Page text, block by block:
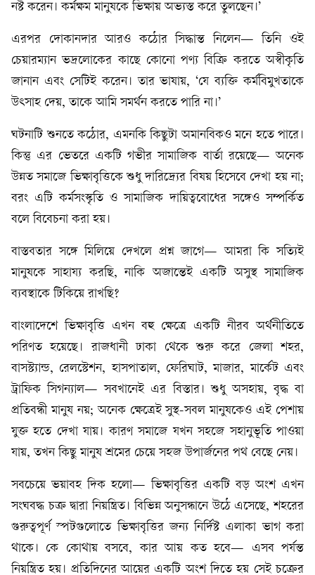
নষ্ট করেন। কর্মক্ষম মানুষকে ভিক্ষায় অভ্যস্ত করে তুলছেন।’
এরপর দোকানদার আরও কঠোর সিদ্ধান্ত নিলেন— তিনি ওই
চেয়ারম্যান ভদ্রলোকের কাছে কোনো পণ্য বিক্রি করতে অস্বীকৃতি
জানান এবং সেটিই করেন। তার ভাষায়, ‘যে ব্যক্তি কর্মবিমুখতাকে
উৎসাহ দেয়, তাকে আমি সমর্থন করতে পারি না।’
ঘটনাটি শুনতে কঠোর, এমনকি কিছুটা অমানবিকও মনে হতে পারে।
কিন্তু এর ভেতরে একটি গভীর সামাজিক বার্তা রয়েছে— অনেক
উন্নত সমাজে ভিক্ষাবৃত্তিকে শুধু দারিদ্র্যের বিষয় হিসেবে দেখা হয় না;
বরং এটি কর্মসংস্কৃতি ও সামাজিক দায়িত্ববোধের সঙ্গেও সম্পর্কিত
বলে বিবেচনা করা হয়।
বাস্তবতার সঙ্গে মিলিয়ে দেখলে প্রশ্ন জাগে— আমরা কি সত্যিই
মানুষকে সাহায্য করছি, নাকি অজান্তেই একটি অসুস্থ সামাজিক
ব্যবস্থাকে টিকিয়ে রাখছি?
বাংলাদেশে ভিক্ষাবৃত্তি এখন বহু ক্ষেত্রে একটি নীরব অর্থনীতিতে
পরিণত হয়েছে। রাজধানী ঢাকা থেকে শুরু করে জেলা শহর,
বাসস্ট্যান্ড, রেলস্টেশন, হাসপাতাল, ফেরিঘাট, মাজার, মার্কেট এবং
ট্রাফিক সিগন্যাল— সবখানেই এর বিস্তার। শুধু অসহায়, বৃদ্ধ বা
প্রতিবন্ধী মানুষ নয়; অনেক ক্ষেত্রেই সুস্থ-সবল মানুষকেও এই পেশায়
যুক্ত হতে দেখা যায়। কারণ সমাজে যখন সহজে সহানুভূতি পাওয়া
যায়, তখন কিছু মানুষ শ্রমের চেয়ে সহজ উপার্জনের পথ বেছে নেয়।
সবচেয়ে ভয়াবহ দিক হলো— ভিক্ষাবৃত্তির একটি বড় অংশ এখন
সংঘবদ্ধ চক্র দ্বারা নিয়ন্ত্রিত। বিভিন্ন অনুসন্ধানে উঠে এসেছে, শহরের
গুরুত্বপূর্ণ স্পটগুলোতে ভিক্ষাবৃত্তির জন্য নির্দিষ্ট এলাকা ভাগ করা
থাকে। কে কোথায় বসবে, কার আয় কত হবে— এসব পর্যন্ত
নিয়ন্ত্রিত হয়। প্রতিদিনের আয়ের একটি অংশ দিতে হয় সেই চক্রের